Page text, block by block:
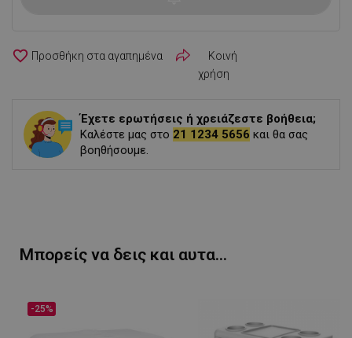
favorite_border
Κοινή
χρήση
Έχετε ερωτήσεις ή χρειάζεστε βοήθεια;
Καλέστε μας στο 21 1234 5656 και θα σας
βοηθήσουμε.
Μπορείς να δεις και αυτα...
-25%